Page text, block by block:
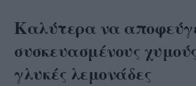
Καλύτερα να
συσκευασμένους
γλυκές λεμονάδες